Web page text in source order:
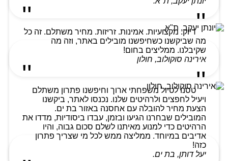
דיוק. מקצועיות. אמינות. זריזות. מחיר משתלם. זה כל
מה שביקשנו כשחיפשנו מובילים באתר, וזה מה
שקיבלנו. ממליצים בחום!
אירינה סוקולוב, חולון
טסנו לטיול משפחתי ארוך וחיפשנו פתרון משתלם
ויעיל לחפצים ולרהיטים שלנו. נכנסו לאתר, ביקשנו
הצעת מחיר להובלה עם אחסנה באזור בת ים.
המובילים שבחרנו הגיעו ובזמן, עבדו ביסודיות, מדדו את
הרהיטים כדי למנוע מאיתנו לשלם סכום גבוה, והיו
אדיבים במיוחד. ממליצה ממש לכל מי שצריך פתרון
כזה!
יעל דותן, בת ים.